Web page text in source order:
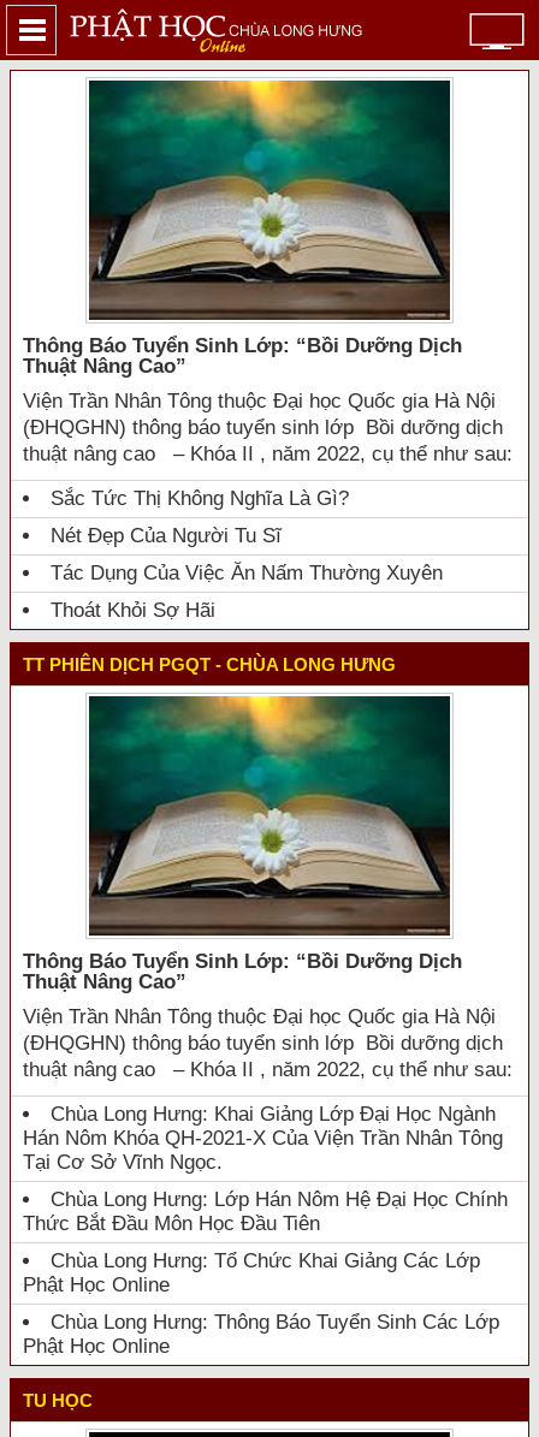
Thông Báo Tuyển Sinh Lớp: “bồi Dưỡng Dịch
Thuật Nâng Cao”
Viện Trần Nhân Tông thuộc Đại học Quốc gia Hà Nội
(ĐHQGHN) thông báo tuyển sinh lớp Bồi dưỡng dịch
thuật nâng cao – Khóa II , năm 2022, cụ thể như sau:
Sắc Tức Thị Không Nghĩa Là Gì?
Nét Đẹp Của Người Tu Sĩ
Tác Dụng Của Việc Ăn Nấm Thường Xuyên
Thoát Khỏi Sợ Hãi
TT PHIÊN DỊCH PGQT - CHÙA LONG HƯNG
Thông Báo Tuyển Sinh Lớp: “bồi Dưỡng Dịch
Thuật Nâng Cao”
Viện Trần Nhân Tông thuộc Đại học Quốc gia Hà Nội
(ĐHQGHN) thông báo tuyển sinh lớp Bồi dưỡng dịch
thuật nâng cao – Khóa II , năm 2022, cụ thể như sau:
Chùa Long Hưng: Khai Giảng Lớp Đại Học Ngành
Hán Nôm Khóa QH-2021-X Của Viện Trần Nhân Tông
Tại Cơ Sở Vĩnh Ngọc.
Chùa Long Hưng: Lớp Hán Nôm Hệ Đại Học Chính
Thức Bắt Đầu Môn Học Đầu Tiên
Chùa Long Hưng: Tổ Chức Khai Giảng Các Lớp
Phật Học Online
Chùa Long Hưng: Thông Báo Tuyển Sinh Các Lớp
Phật Học Online
TU HỌC